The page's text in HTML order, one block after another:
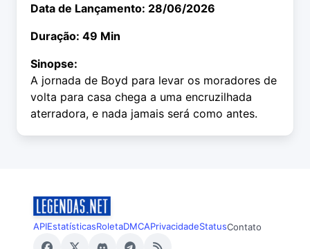
Data de Lançamento: 28/06/2026
Duração: 49 Min
Sinopse:
A jornada de Boyd para levar os moradores de
volta para casa chega a uma encruzilhada
aterradora, e nada jamais será como antes.
APIEstatísticasRoletaDMCAPrivacidadeStatusContato